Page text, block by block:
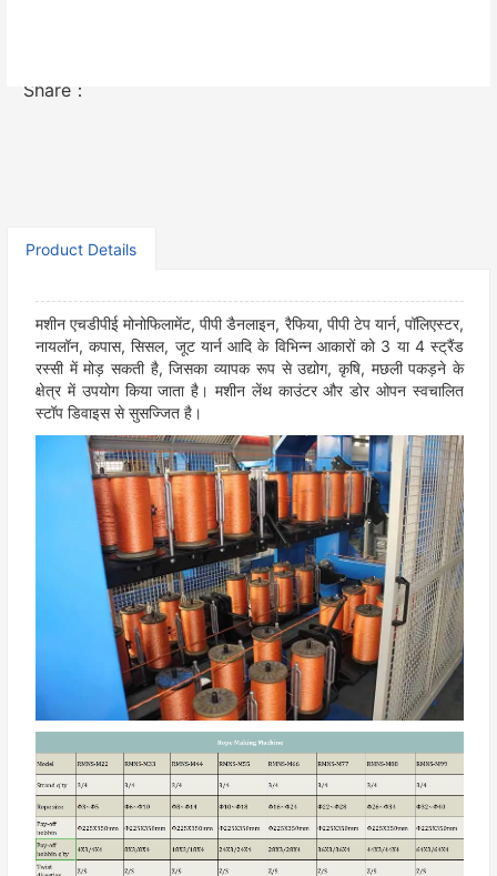
Share：
Product Details
मशीन एचडीपीई मोनोफिलामेंट, पीपी डैनलाइन, रैफिया, पीपी टेप यार्न, पॉलिएस्टर,
नायलॉन, कपास, सिसल, जूट यार्न आदि के विभिन्न आकारों को 3 या 4 स्ट्रैंड
रस्सी में मोड़ सकती है, जिसका व्यापक रूप से उद्योग, कृषि, मछली पकड़ने के
क्षेत्र में उपयोग किया जाता है। मशीन लेंथ काउंटर और डोर ओपन स्वचालित
स्टॉप डिवाइस से सुसज्जित है।